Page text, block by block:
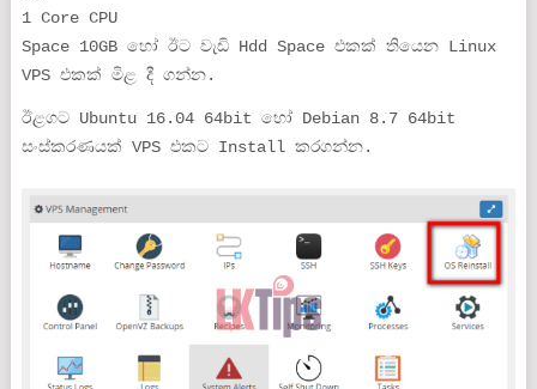
1 Core CPU
Space 10GB හෝ ඊට වැඩි Hdd Space එකක් තියෙන Linux
VPS එකක් මිළ දී ගන්න.
ඊළගට Ubuntu 16.04 64bit හෝ Debian 8.7 64bit
සංස්කරණයක් VPS එකට Install කරගන්න.